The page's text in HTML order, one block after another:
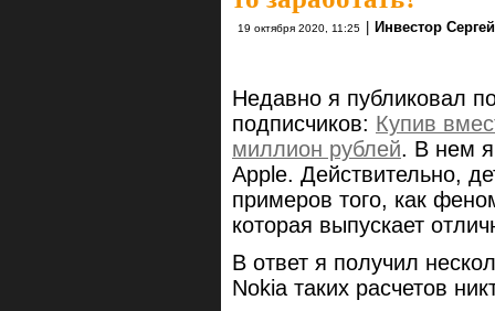
19 октября 2020, 11:25 Инвестор Сергей
Недавно я публиковал
подписчиков: Купив
миллион рублей. В нем
Apple. Действительно,
примеров того, как
которая выпускает
В ответ я получил
Nokia таких расчетов